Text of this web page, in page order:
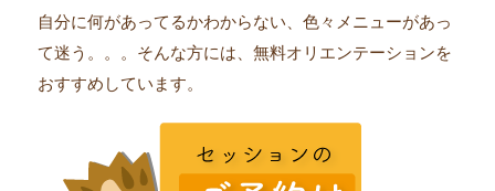
自分に何があってるかわからない、色々メニューがあっ
て迷う。。。そんな方には、無料オリエンテーションを
おすすめしています。